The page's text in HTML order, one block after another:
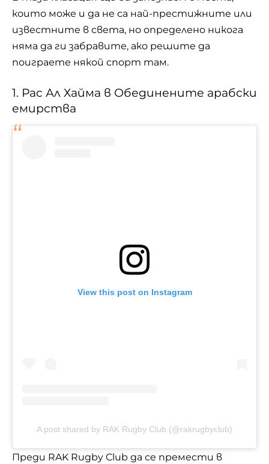
които може и да не са най-престижните или
известните в света, но определено никога
няма да ги забравите, ако решите да
поиграете някой спорт там.
1. Рас Ал Хайма в Обединените арабски
емирства
View this post on Instagram
A post shared by RAK Rugby Club (@rakrugbyclub)
Преди RAK Rugby Club да се премести в